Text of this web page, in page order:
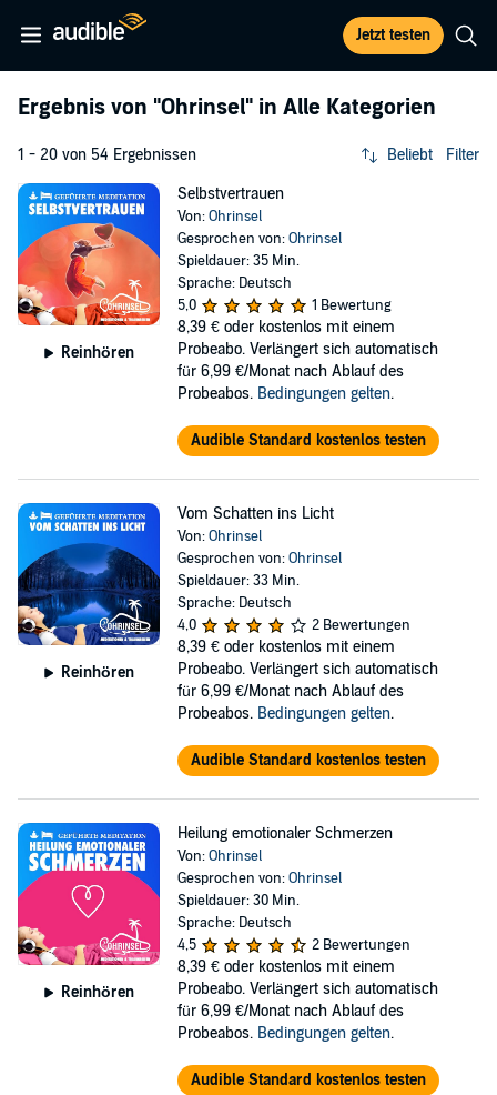
Jetzt testen
Ergebnis von "Ohrinsel" in Alle Kategorien
1 - 20 von 54 Ergebnissen Beliebt Filter
Reinhören
Selbstvertrauen
Von:Ohrinsel
Gesprochen von:Ohrinsel
Spieldauer: 35 Min.
Sprache: Deutsch
5,0
1 Bewertung
8,39 € oder kostenlos mit einem
Probeabo. Verlängert sich automatisch
für 6,99 €/Monat nach Ablauf des
Probeabos. Bedingungen gelten.
Audible Standard kostenlos testen
Reinhören
Vom Schatten ins Licht
Von:Ohrinsel
Gesprochen von:Ohrinsel
Spieldauer: 33 Min.
Sprache: Deutsch
4,0
2 Bewertungen
8,39 € oder kostenlos mit einem
Probeabo. Verlängert sich automatisch
für 6,99 €/Monat nach Ablauf des
Probeabos. Bedingungen gelten.
Audible Standard kostenlos testen
Reinhören
Heilung emotionaler Schmerzen
Von:Ohrinsel
Gesprochen von:Ohrinsel
Spieldauer: 30 Min.
Sprache: Deutsch
4,5
2 Bewertungen
8,39 € oder kostenlos mit einem
Probeabo. Verlängert sich automatisch
für 6,99 €/Monat nach Ablauf des
Probeabos. Bedingungen gelten.
Audible Standard kostenlos testen